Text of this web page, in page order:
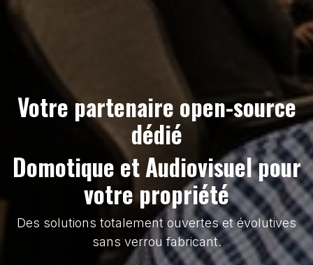
Votre partenaire open-source
dédié
Domotique et Audiovisuel pour
votre propriété
Des solutions totalement ouvertes et évolutives
sans verrou fabricant.